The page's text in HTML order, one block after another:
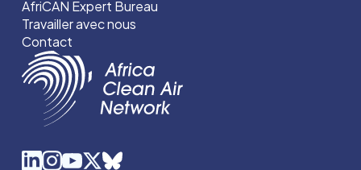
AfriCAN Expert Bureau
Travailler avec nous
Contact